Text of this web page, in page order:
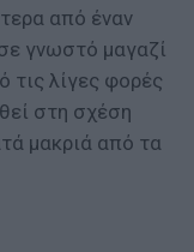
από έναν
γνωστό μαγαζί
τις λίγες φορές
στη σχέση
μακριά από τα